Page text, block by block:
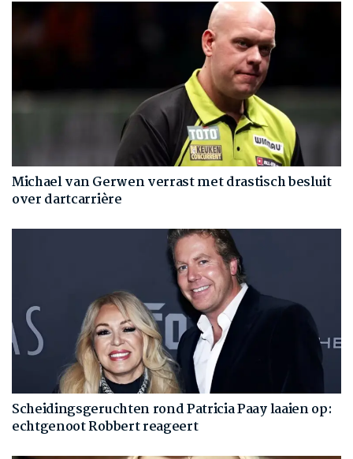
Michael van Gerwen verrast met drastisch besluit
over dartcarrière
Scheidingsgeruchten rond Patricia Paay laaien op:
echtgenoot Robbert reageert